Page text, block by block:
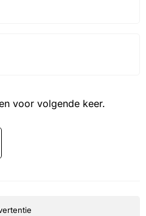
voor volgende keer.